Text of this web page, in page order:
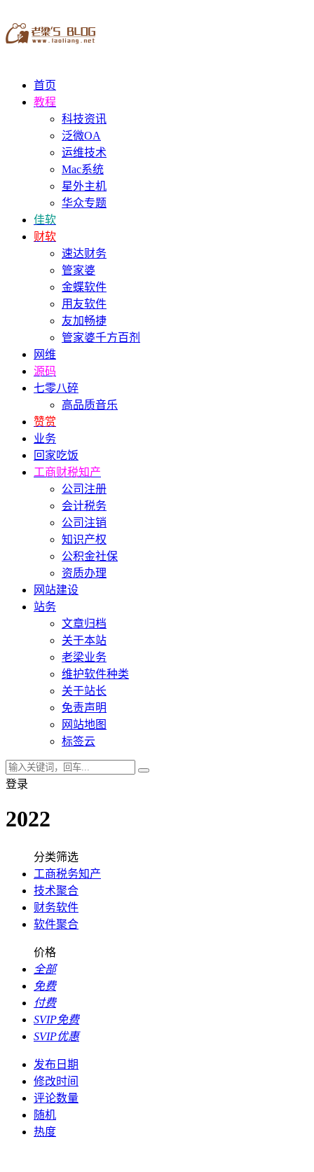
首页
教程
科技资讯
泛微OA
运维技术
Mac系统
星外主机
华众专题
佳软
财软
速达财务
管家婆
金蝶软件
用友软件
友加畅捷
管家婆千方百剂
网维
源码
七零八碎
高品质音乐
赞赏
业务
回家吃饭
工商财税知产
公司注册
会计税务
公司注销
知识产权
公积金社保
资质办理
网站建设
站务
文章归档
关于本站
老梁业务
维护软件种类
关于站长
免责声明
网站地图
标签云
登录
2022
分类筛选
工商税务知产
技术聚合
财务软件
软件聚合
价格
全部
免费
付费
SVIP免费
SVIP优惠
发布日期
修改时间
评论数量
随机
热度